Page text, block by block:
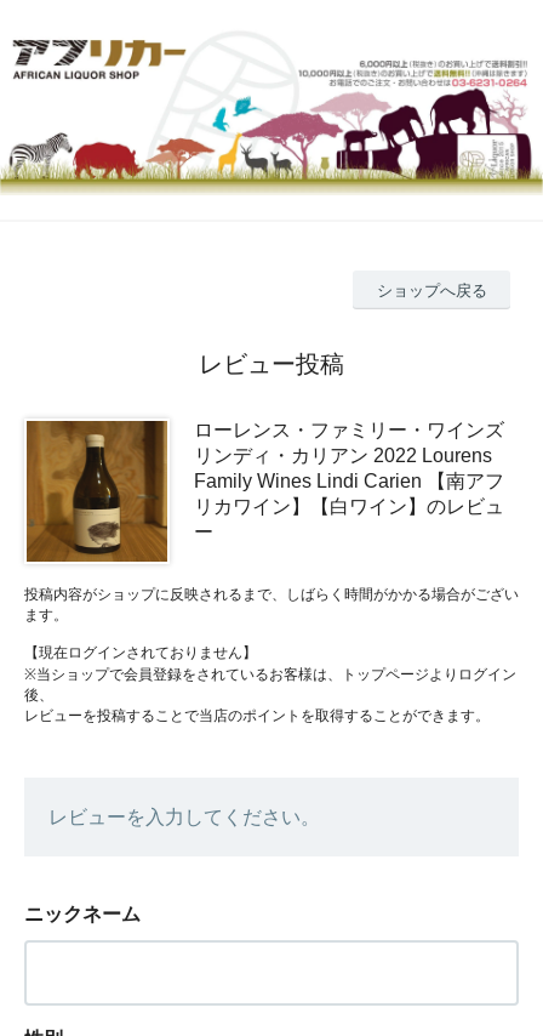
ショップへ戻る
レビュー投稿
ローレンス・ファミリー・ワインズ
リンディ・カリアン 2022 Lourens
Family Wines Lindi Carien 【南アフ
リカワイン】【白ワイン】のレビュ
ー
投稿内容がショップに反映されるまで、しばらく時間がかかる場合がござい
ます。
【現在ログインされておりません】
※当ショップで会員登録をされているお客様は、トップページよりログイン
後、
レビューを投稿することで当店のポイントを取得することができます。
レビューを入力してください。
ニックネーム